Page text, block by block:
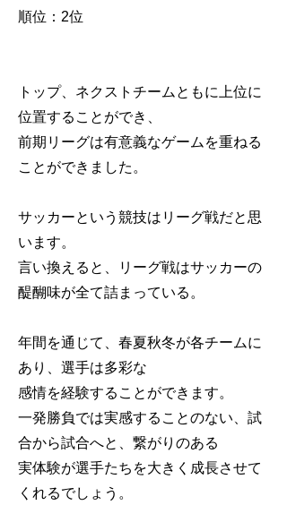
順位：2位
トップ、ネクストチームともに上位に
位置することができ、
前期リーグは有意義なゲームを重ねる
ことができました。
サッカーという競技はリーグ戦だと思
います。
言い換えると、リーグ戦はサッカーの
醍醐味が全て詰まっている。
年間を通じて、春夏秋冬が各チームに
あり、選手は多彩な
感情を経験することができます。
一発勝負では実感することのない、試
合から試合へと、繋がりのある
実体験が選手たちを大きく成長させて
くれるでしょう。